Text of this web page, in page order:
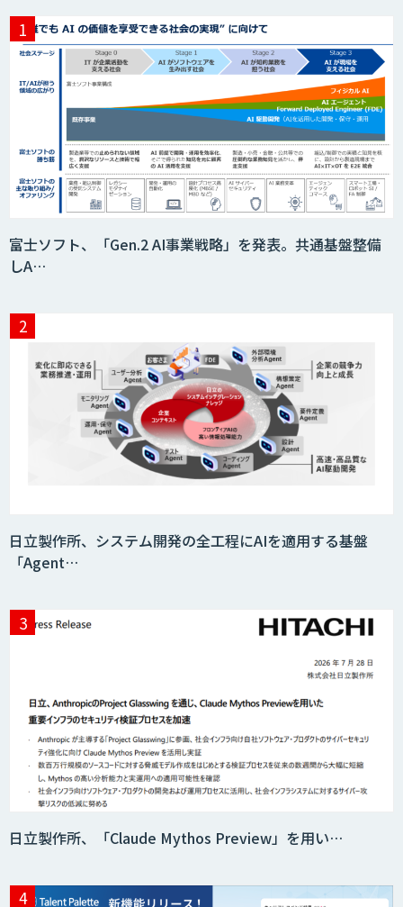
貴社専用ナレッジAI構築
SELFBOT AIエージェント
HEROZ ASK
需要予測＋業務最適化AIシステム
『KISS』
AI活用e-Learningサービス
CAIWA Service Viii（カイワサービスヴィ
ー）
富士ソフト、「Gen.2 AI事業戦略」を発表。共通基盤整備
しA…
日立製作所、システム開発の全工程にAIを適用する基盤
「Agent…
日立製作所、「Claude Mythos Preview」を用い…